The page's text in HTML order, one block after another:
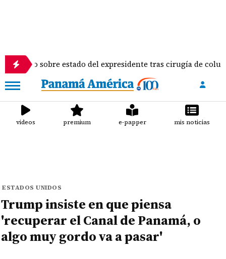
estado del expresidente tras cirugía de columna
videos premium e-papper mis noticias
ESTADOS UNIDOS
Trump insiste en que piensa
'recuperar el Canal de Panamá, o
algo muy gordo va a pasar'